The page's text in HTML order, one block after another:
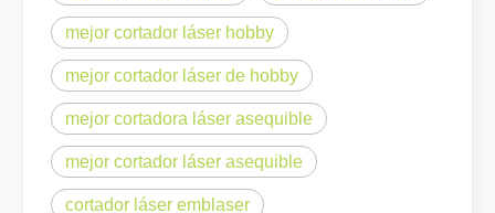
La soldadura láser ha revolucionado la fabricación moderna
mejor cortador láser hobby
mejor cortador láser de hobby
mejor cortadora láser asequible
mejor cortador láser asequible
cortador láser emblaser